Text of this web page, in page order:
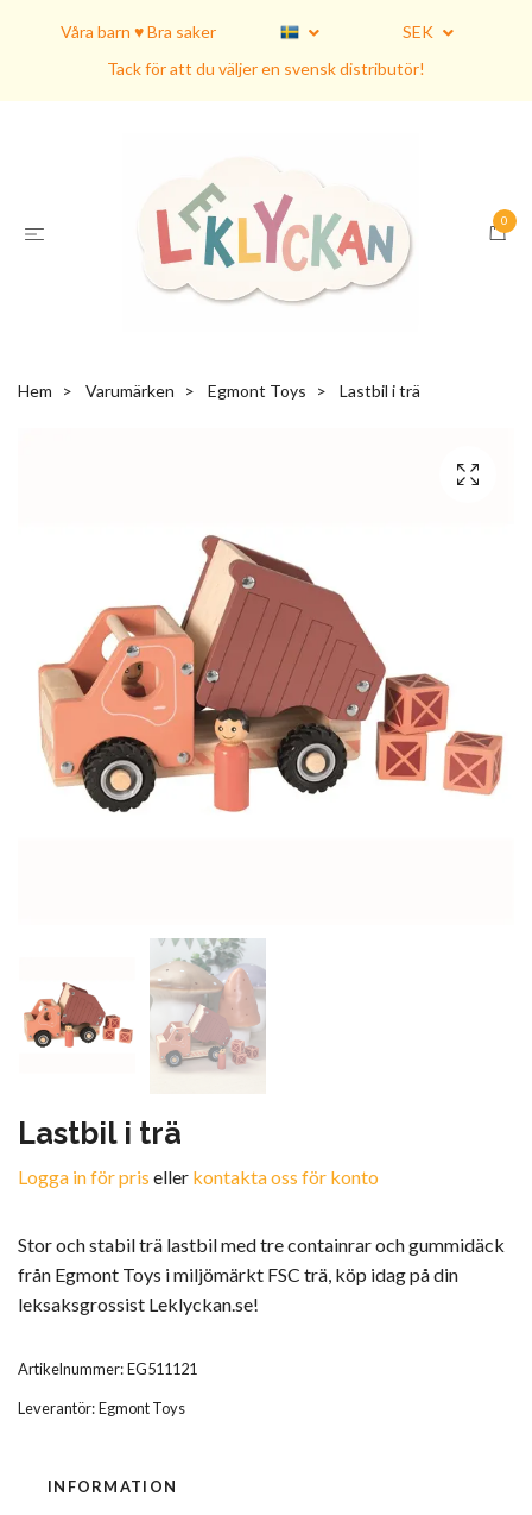
Våra barn ♥ Bra saker
SEK
Tack för att du väljer en svensk distributör!
0
Hem Varumärken Egmont Toys Lastbil i trä
Lastbil i trä
Logga in för pris eller kontakta oss för konto
Stor och stabil trä lastbil med tre containrar och gummidäck
från Egmont Toys i miljömärkt FSC trä, köp idag på din
leksaksgrossist Leklyckan.se!
Artikelnummer:EG511121
Leverantör:Egmont Toys
INFORMATION